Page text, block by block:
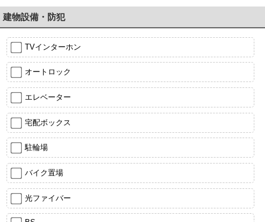
建物設備・防犯
TVインターホン
オートロック
エレベーター
宅配ボックス
駐輪場
バイク置場
光ファイバー